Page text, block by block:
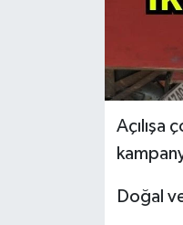
Açılışa
Doğal